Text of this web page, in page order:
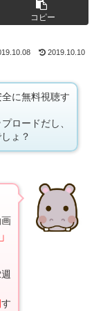
コピー
2019.10.10
に無料視聴す
ロードだし、
ょ？
す